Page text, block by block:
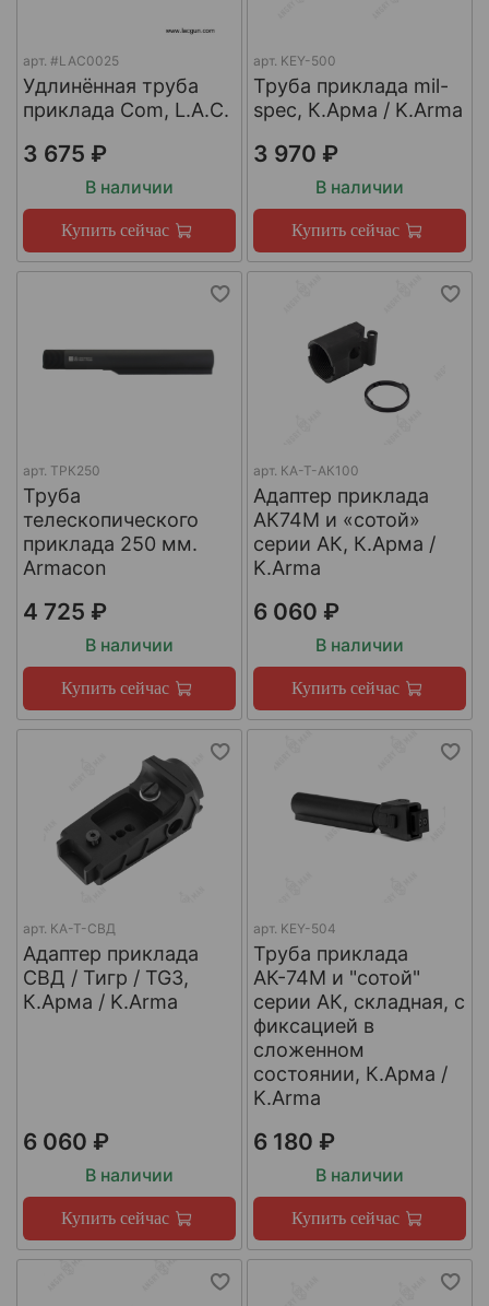
арт. #LAC0025
Удлинённая труба
приклада Com, L.A.C.
3 675 ₽
В наличии
Купить сейчас
арт. KEY-500
Труба приклада mil-
spec, К.Арма / K.Arma
3 970 ₽
В наличии
Купить сейчас
арт. ТРК250
Труба
телескопического
приклада 250 мм.
Armacon
4 725 ₽
В наличии
Купить сейчас
арт. КА-Т-АК100
Адаптер приклада
АК74М и «сотой»
серии АК, К.Арма /
K.Arma
6 060 ₽
В наличии
Купить сейчас
арт. КА-Т-СВД
Адаптер приклада
СВД / Тигр / TG3,
К.Арма / K.Arma
6 060 ₽
В наличии
Купить сейчас
арт. KEY-504
Труба приклада
АК-74М и "сотой"
серии АК, складная, с
фиксацией в
сложенном
состоянии, К.Арма /
K.Arma
6 180 ₽
В наличии
Купить сейчас